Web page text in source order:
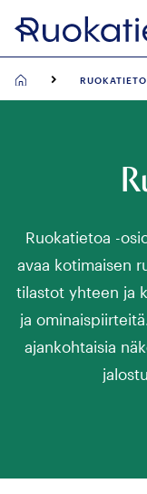
Siirry
suoraan
Ruokatietoa -
avaa kotimaisen
tilastot yhteen ja
ja
ajankohtaisia